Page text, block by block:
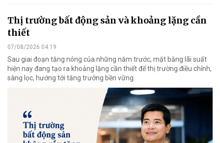
Thị trường bất động sản và khoảng lặng cần
thiết
07/08/2026 04:19
Sau giai đoạn tăng nóng của những năm trước, mặt bằng lãi suất
hiện nay đang tạo ra khoảng lặng cần thiết để thị trường điều chỉnh,
sàng lọc, hướng tới tăng trưởng bền vững.